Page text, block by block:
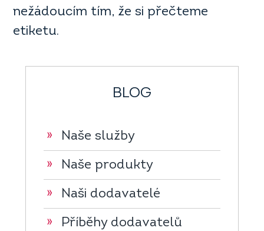
nežádoucím tím, že si přečteme
etiketu.
BLOG
» Naše služby
» Naše produkty
» Naši dodavatelé
» Příběhy dodavatelů